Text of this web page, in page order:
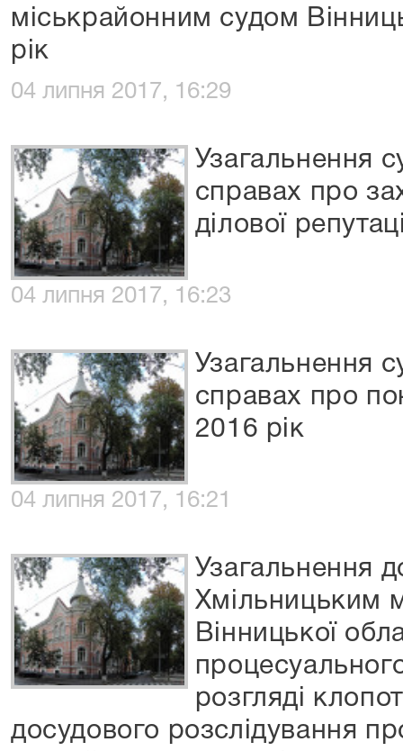
міськрайонним судом
рік
04 липня 2017, 16:29
Узагальнення
справах про
ділової
04 липня 2017, 16:23
Узагальнення
справах про
2016 рік
04 липня 2017, 16:21
Узагальнення
Хмільницьким
Вінницької
розгляді
досудового розслідування